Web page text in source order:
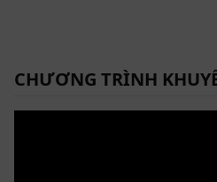
CHƯƠNG TRÌNH